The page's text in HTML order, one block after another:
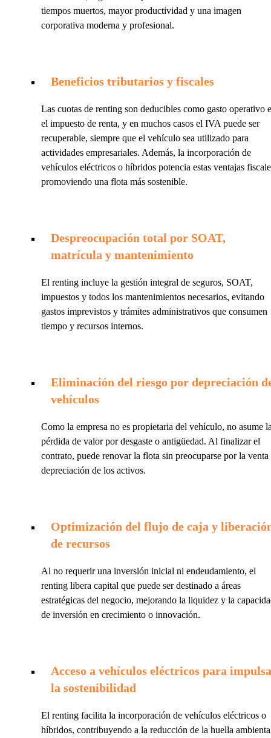
tiempos muertos, mayor productividad y una imagen
corporativa moderna y profesional.
Beneficios tributarios y fiscales
Las cuotas de renting son deducibles como gasto operativo
el impuesto de renta, y en muchos casos el IVA puede ser
recuperable, siempre que el vehículo sea utilizado para
actividades empresariales. Además, la incorporación de
vehículos eléctricos o híbridos potencia estas ventajas
promoviendo una flota más sostenible.
Despreocupación total por SOAT,
matrícula y mantenimiento
El renting incluye la gestión integral de seguros, SOAT,
impuestos y todos los mantenimientos necesarios, evitando
gastos imprevistos y trámites administrativos que consumen
tiempo y recursos internos.
Eliminación del riesgo por depreciación
vehículos
Como la empresa no es propietaria del vehículo, no asume
pérdida de valor por desgaste o antigüedad. Al finalizar el
contrato, puede renovar la flota sin preocuparse por la venta
depreciación de los activos.
Optimización del flujo de caja y
de recursos
Al no requerir una inversión inicial ni endeudamiento, el
renting libera capital que puede ser destinado a áreas
estratégicas del negocio, mejorando la liquidez y la
de inversión en crecimiento o innovación.
Acceso a vehículos eléctricos para
la sostenibilidad
El renting facilita la incorporación de vehículos eléctricos o
híbridos, contribuyendo a la reducción de la huella